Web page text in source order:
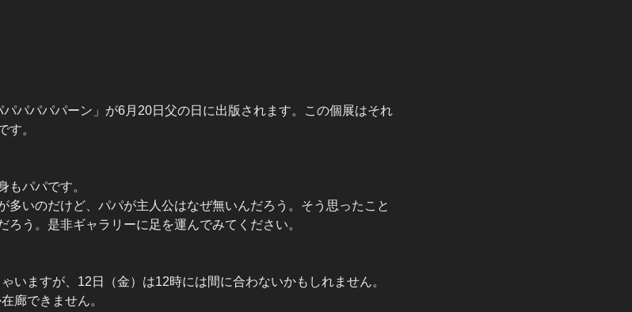
パパパパーン」が6月20日父の日に出版されます。この個展はそれ
す。
もパパです。
多いのだけど、パパが主人公はなぜ無いんだろう。そう思ったこと
う。是非ギャラリーに足を運んでみてください。
いますが、12日（金）は12時には間に合わないかもしれません。
廊できません。